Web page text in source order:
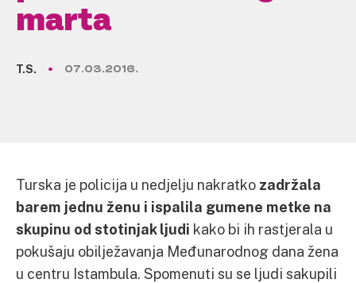
marta
T.S. 07.03.2016.
Turska je policija u nedjelju nakratko zadržala
barem jednu ženu i ispalila gumene metke na
skupinu od stotinjak ljudi kako bi ih rastjerala u
pokušaju obilježavanja Međunarodnog dana žena
u centru Istambula. Spomenuti su se ljudi sakupili